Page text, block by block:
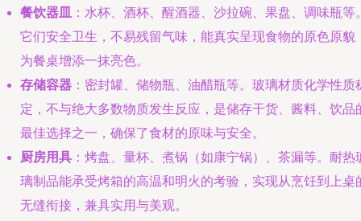
餐饮器皿
：水杯、酒杯、醒酒器、沙拉碗、果盘、调味瓶等
它们安全卫生，不易残留气味，能真实呈现食物的原色原貌
为餐桌增添一抹亮色。
存储容器 ：密封罐、储物瓶、油醋瓶等。玻璃材质化学性质
定，不与绝大多数物质发生反应，是储存干货、酱料、饮品
最佳选择之一，确保了食材的原味与安全。
厨房用具 ：烤盘、量杯、煮锅（如康宁锅）、茶漏等。耐热
璃制品能承受烤箱的高温和明火的考验，实现从烹饪到上桌
无缝衔接，兼具实用与美观。